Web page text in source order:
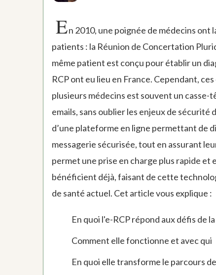
En 2010, une poignée de médecins
patients : la Réunion de Concertation
même patient est conçu pour établir un
RCP ont eu lieu en France. Cependant,
plusieurs médecins est souvent un casse-
emails, sans oublier les enjeux de sécurité
d’une plateforme en ligne permettant de
messagerie sécurisée, tout en assurant
permet une prise en charge plus rapide
bénéficient déjà, faisant de cette
de santé actuel. Cet article vous explique :
En quoi l'e-RCP répond aux défis de
Comment elle fonctionne et avec qui
En quoi elle transforme le parcours